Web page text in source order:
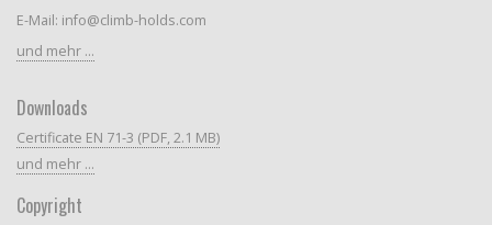
E-Mail: info@climb-holds.com
und mehr ...
Downloads
Certificate EN 71-3 (PDF, 2.1 MB)
und mehr ...
Copyright